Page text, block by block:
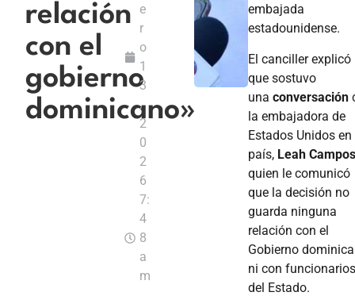
relación
con el
gobierno
dominicano»
e
r
o
1
3
,
2
0
2
6
7:
4
8
a
m
embajada
estadounidense.
El canciller explicó
que sostuvo
unaconversación
la embajadora de
Estados Unidos en
país, Leah Campos
quien le comunicó
que la decisión no
guarda ninguna
relación con el
Gobierno
ni con funcionarios
del Estado.